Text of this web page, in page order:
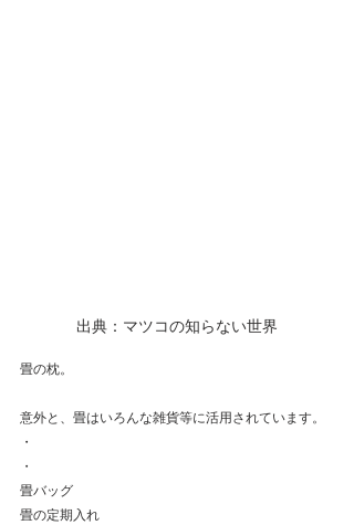
出典：マツコの知らない世界
畳の枕。
意外と、畳はいろんな雑貨等に活用されています。
・
・
畳バッグ
畳の定期入れ